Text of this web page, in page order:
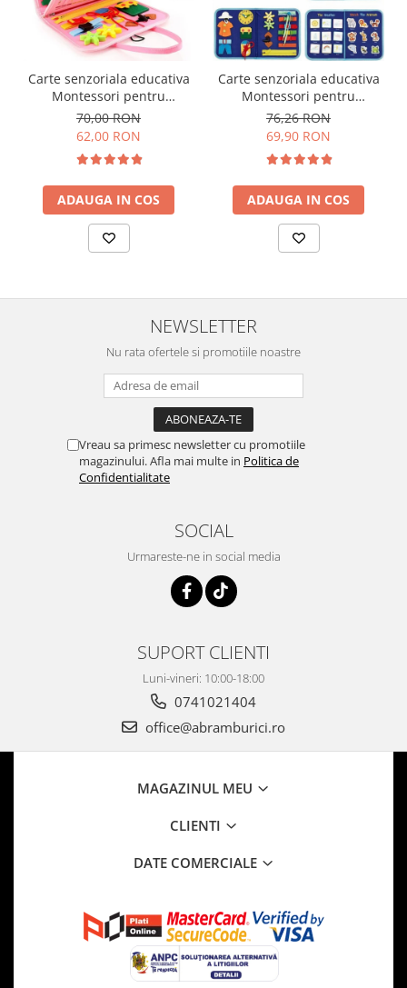
Carte senzoriala educativa
Montessori pentru
dezvoltarea abilitatilor
motorii model sirene/litere
70,00 RON
62,00 RON
ADAUGA IN COS
Carte senzoriala educativa
Montessori pentru
dezvoltarea abilitatilor
motorii model dinozauri
albastru 8 pagini
76,26 RON
69,90 RON
ADAUGA IN COS
NEWSLETTER
Nu rata ofertele si promotiile noastre
Vreau sa primesc newsletter cu promotiile
magazinului. Afla mai multe in Politica de
Confidentialitate
SOCIAL
Urmareste-ne in social media
SUPORT CLIENTI
Luni-vineri: 10:00-18:00
0741021404
office@abramburici.ro
MAGAZINUL MEU
CLIENTI
DATE COMERCIALE